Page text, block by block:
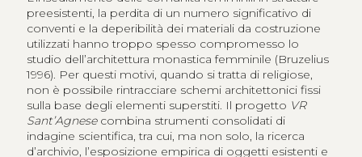
preesistenti, la perdita di un numero significativo di
conventi e la deperibilità dei materiali da costruzione
utilizzati hanno troppo spesso compromesso lo
studio dell’architettura monastica femminile (Bruzelius
1996). Per questi motivi, quando si tratta di religiose,
non è possibile rintracciare schemi architettonici fissi
sulla base degli elementi superstiti. Il progetto VR
Sant’Agnesecombina strumenti consolidati di
indagine scientifica, tra cui, ma non solo, la ricerca
d’archivio, l’esposizione empirica di oggetti esistenti e